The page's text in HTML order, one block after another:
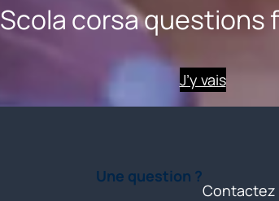
Scola corsa questions
J’y vais
Une question ?
Contactez